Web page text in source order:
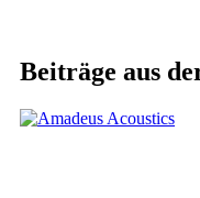
Beiträge aus